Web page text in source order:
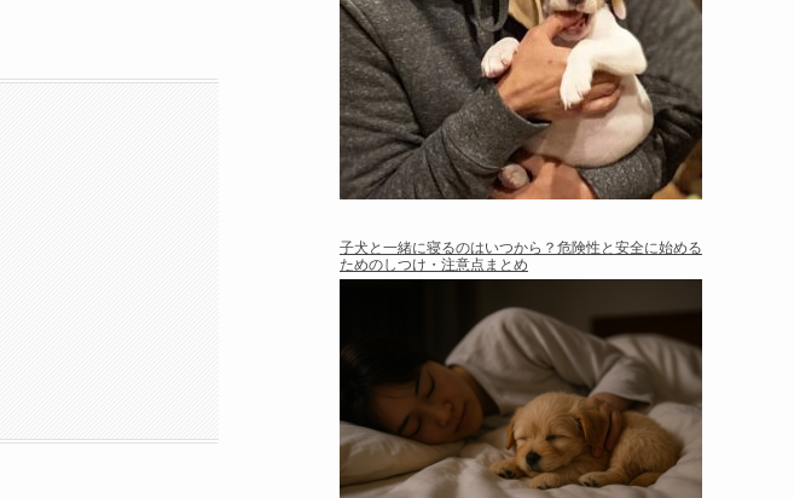
子犬と一緒に寝るのはいつから？危険性と安全に始める
ためのしつけ・注意点まとめ